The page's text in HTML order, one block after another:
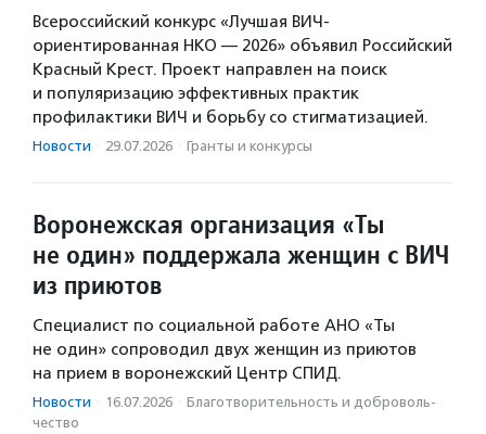
Всероссийский конкурс «Лучшая ВИЧ-
ориентированная НКО — 2026» объявил Российский
Красный Крест. Проект направлен на поиск
и популяризацию эффективных практик
профилактики ВИЧ и борьбу со стигматизацией.
Новости · 29.07.2026 · Гранты и конкурсы
Воронежская организация «Ты
не один» поддержала женщин с ВИЧ
из приютов
Специалист по социальной работе АНО «Ты
не один» сопроводил двух женщин из приютов
на прием в воронежский Центр СПИД.
Новости · 16.07.2026 · Благотвори­тель­ность и доброволь­
чест­во